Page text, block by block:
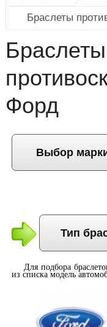
Браслеты
Форд
Выбор
Тип
Для подбора
из списка модель